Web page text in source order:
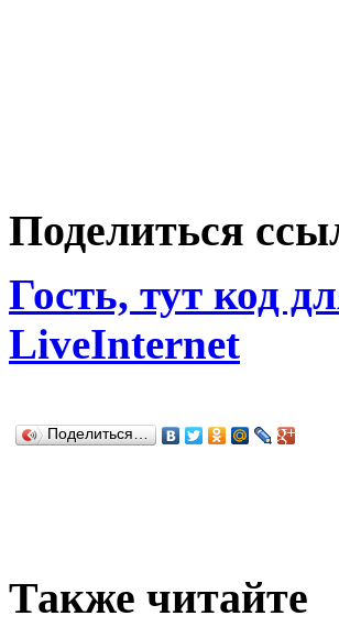
Поделиться
Гость, тут код
LiveInternet
Поделиться…
Также читайте